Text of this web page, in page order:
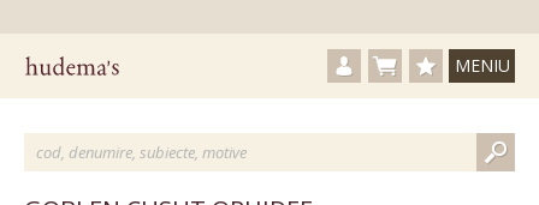
MENIU
Autentificare / Creare
Nu aveți produse
Produse